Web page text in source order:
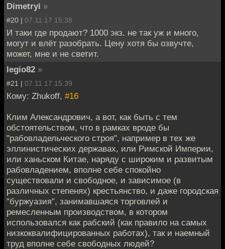
Dimetryi »
#20 | 07.11.17 15:38
И таки где продают? 1000 экз. не так уж и много,
могут и влёт разобрать. Цену хотя бы озвучте,
может, мне и не светит.
legio82 »
#21 | 07.11.17 15:39
Кому: Zhukoff, #16
Клим Александрович, а вот, как быть с тем
обстоятельством, что в рамках вроде бы
"рабовладельческого строя", например в тех же
эллинистических державах, или Римской Империи,
или ханьском Китае, наряду с широким и развитым
рабовладением, вполне себе спокойно
существовали и свободное, и зависимое (в
различных степенях) крестьянство, и даже городская
"буржуазия", занимавшаяся торговлей и
ремесленным производством, в котором
использовался как рабский (как правило на самых
низкоквалифицированных работах), так и наемный
труд вполне себе свободных людей?